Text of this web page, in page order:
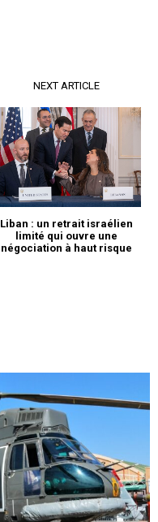
NEXT ARTICLE
Liban : un retrait israélien
limité qui ouvre une
négociation à haut risque